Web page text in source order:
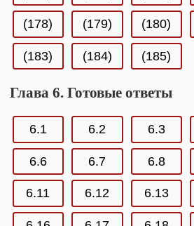
(178) (179) (180)
(183) (184) (185)
Глава 6. Готовые ответы
6.1 6.2 6.3
6.6 6.7 6.8
6.11 6.12 6.13